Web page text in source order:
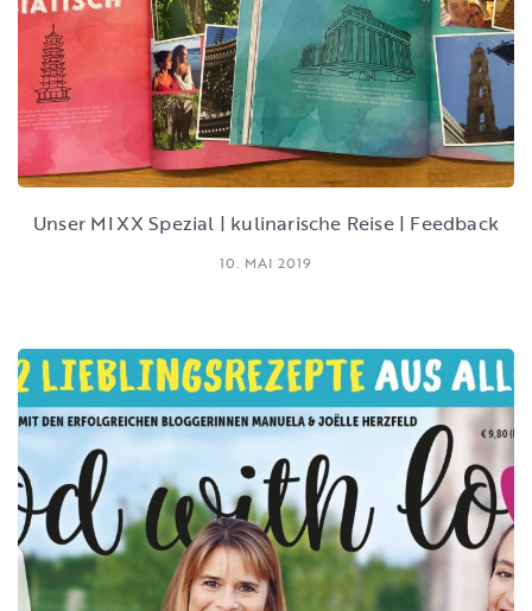
Unser MIXX Spezial | kulinarische Reise | Feedback
10. MAI 2019